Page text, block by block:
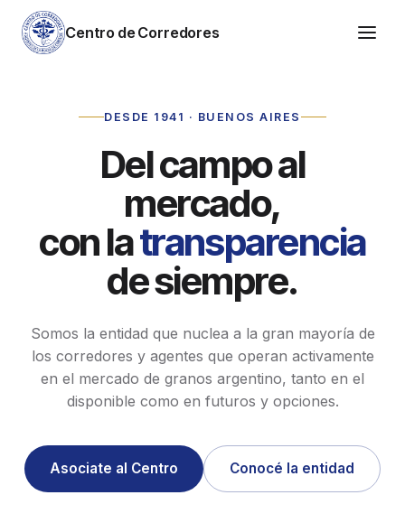
Centro de Corredores
DESDE 1941 · BUENOS AIRES
Del campo al
mercado,
con latransparencia
de siempre.
Somos la entidad que nuclea a la gran mayoría de
los corredores y agentes que operan activamente
en el mercado de granos argentino, tanto en el
disponible como en futuros y opciones.
Asociate al Centro Conocé la entidad